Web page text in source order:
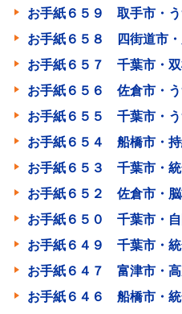
お手紙６５９ 取手市・
お手紙６５８ 四街道市
お手紙６５７ 千葉市・
お手紙６５６ 佐倉市・
お手紙６５５ 千葉市・
お手紙６５４ 船橋市・
お手紙６５３ 千葉市・
お手紙６５２ 佐倉市・
お手紙６５０ 千葉市・
お手紙６４９ 千葉市・
お手紙６４７ 富津市・
お手紙６４６ 船橋市・